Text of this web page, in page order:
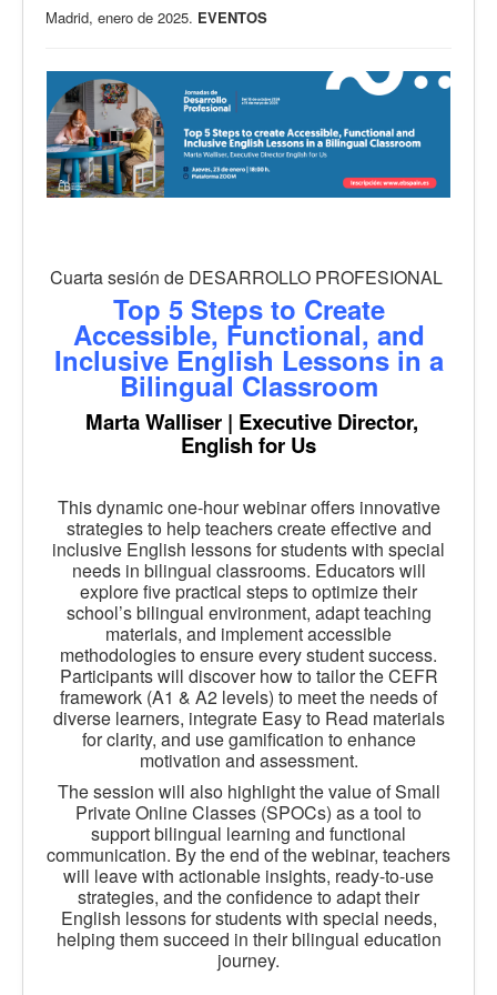
Madrid, enero de 2025. EVENTOS
Cuarta sesión de DESARROLLO PROFESIONAL
Top 5 Steps to Create
Accessible, Functional, and
Inclusive English Lessons in a
Bilingual Classroom
Marta Walliser | Executive Director,
English for Us
This dynamic one-hour webinar offers innovative
strategies to help teachers create effective and
inclusive English lessons for students with special
needs in bilingual classrooms. Educators will
explore five practical steps to optimize their
school’s bilingual environment, adapt teaching
materials, and implement accessible
methodologies to ensure every student success.
Participants will discover how to tailor the CEFR
framework (A1 & A2 levels) to meet the needs of
diverse learners, integrate Easy to Read materials
for clarity, and use gamification to enhance
motivation and assessment.
The session will also highlight the value of Small
Private Online Classes (SPOCs) as a tool to
support bilingual learning and functional
communication. By the end of the webinar, teachers
will leave with actionable insights, ready-to-use
strategies, and the confidence to adapt their
English lessons for students with special needs,
helping them succeed in their bilingual education
journey.